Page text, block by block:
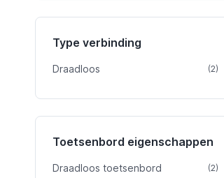
Type verbinding
Draadloos (2)
Toetsenbord eigenschappen
Draadloos toetsenbord (2)